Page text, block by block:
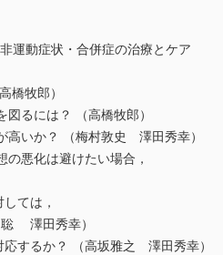
運動症状・合併症の治療とケア
橋牧郎）
るには？ （高橋牧郎）
高いか？ （梅村敦史 澤田秀幸）
悪化は避けたい場合，
ては，
澤田秀幸）
するか？ （高坂雅之 澤田秀幸）